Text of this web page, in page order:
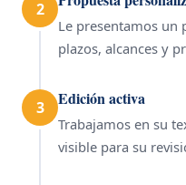
2
Le presentamos un
plazos, alcances y
3 Edición activa
Trabajamos en su
visible para su